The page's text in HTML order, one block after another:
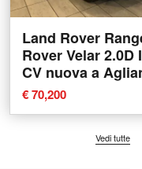
Land Rover
Rover Velar 2.0D
CV nuova a
€ 70,200
Vedi tutte